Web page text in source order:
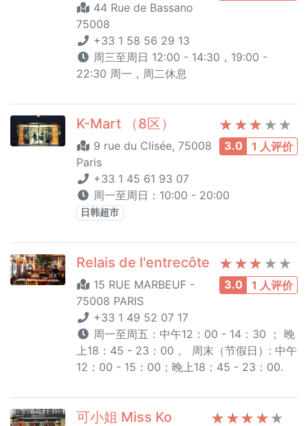
44 Rue de Bassano
75008
+33 1 58 56 29 13
周三至周日 12:00 - 14:30，19:00 -
22:30 周一，周二休息
3.0 1 人评价
K-Mart （8区）
9 rue du Clisée, 75008
Paris
+33 1 45 61 93 07
周一至周日：10:00 - 20:00
日韩超市
3.0 1 人评价
Relais de l'entrecôte
15 RUE MARBEUF -
75008 PARIS
+33 1 49 52 07 17
周一至周五：中午12：00 - 14：30 ； 晚
上18：45 - 23：00 。 周末（节假日）: 中午
12：00 - 15：00；晚上18：45 - 23：00.
可小姐 Miss Ko